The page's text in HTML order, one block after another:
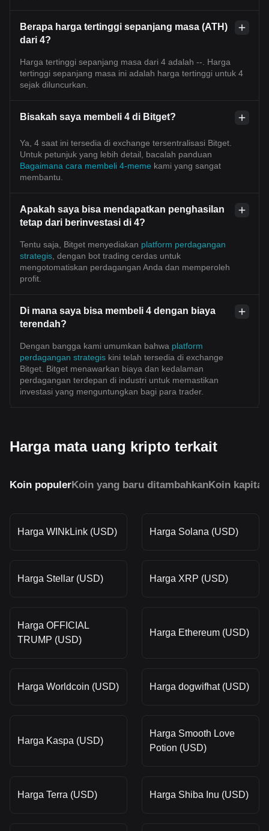
Berapa harga tertinggi sepanjang masa (ATH)
dari 4?
Harga tertinggi sepanjang masa dari 4 adalah --. Harga
tertinggi sepanjang masa ini adalah harga tertinggi untuk 4
sejak diluncurkan.
Bisakah saya membeli 4 di Bitget?
Ya, 4 saat ini tersedia di exchange tersentralisasi Bitget.
Untuk petunjuk yang lebih detail, bacalah panduan
Bagaimana cara membeli 4-meme kami yang sangat
membantu.
Apakah saya bisa mendapatkan penghasilan
tetap dari berinvestasi di 4?
Tentu saja, Bitget menyediakan platform perdagangan
strategis , dengan bot trading cerdas untuk
mengotomatiskan perdagangan Anda dan memperoleh
profit.
Di mana saya bisa membeli 4 dengan biaya
terendah?
Dengan bangga kami umumkan bahwa platform
perdagangan strategis kini telah tersedia di exchange
Bitget. Bitget menawarkan biaya dan kedalaman
perdagangan terdepan di industri untuk memastikan
investasi yang menguntungkan bagi para trader.
Harga mata uang kripto terkait
Koin populerKoin yang baru ditambahkanKoin
Harga WINkLink (USD) Harga Solana (USD)
Harga Stellar (USD) Harga XRP (USD)
Harga OFFICIAL
TRUMP (USD)
Harga Ethereum (USD)
Harga Worldcoin (USD) Harga dogwifhat (USD)
Harga Kaspa (USD)
Harga Smooth Love
Potion (USD)
Harga Terra (USD) Harga Shiba Inu (USD)